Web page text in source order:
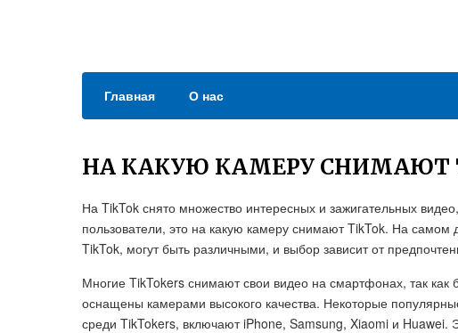
Главная О нас
НА КАКУЮ КАМЕРУ СНИМАЮТ
На TikTok снято множество интересных и зажигательных
пользователи, это на какую камеру снимают TikTok. На
TikTok, могут быть различными, и выбор зависит от
Многие TikTokers снимают свои видео на смартфонах, так
оснащены камерами высокого качества. Некоторые
среди TikTokers, включают iPhone, Samsung, Xiaomi и Huawei.